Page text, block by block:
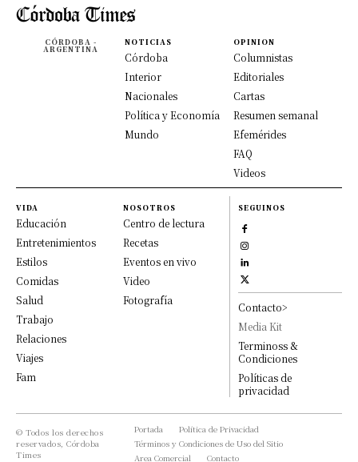
CÓRDOBA -
ARGENTINA
NOTICIAS
Córdoba
Interior
Nacionales
Política y Economía
Mundo
OPINION
Columnistas
Editoriales
Cartas
Resumen semanal
Efemérides
FAQ
Videos
VIDA
Educación
Entretenimientos
Estilos
Comidas
Salud
Trabajo
Relaciones
Viajes
Fam
NOSOTROS
Centro de lectura
Recetas
Eventos en vivo
Video
Fotografía
SEGUINOS
Contacto>
Media Kit
Terminoss &
Condiciones
Políticas de
privacidad
© Todos los derechos
reservados, Córdoba
Times
Portada
Política de Privacidad
Términos y Condiciones de Uso del Sitio
Area Comercial
Contacto